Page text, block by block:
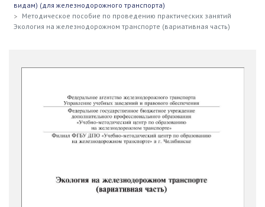
видам) (для железнодорожного транспорта)
Методическое пособие по проведению практических занятий
Экология на железнодорожном транспорте (вариативная часть)